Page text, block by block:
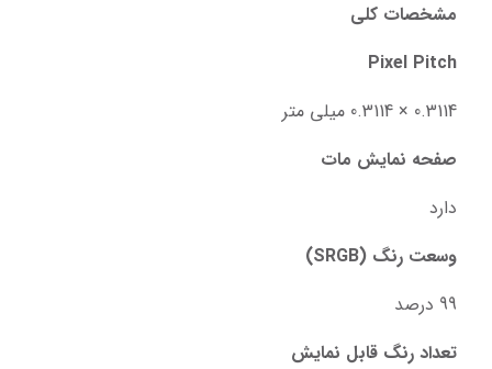
مشخصات کلی
Pixel Pitch
0.3114 × 0.3114 میلی متر
صفحه نمایش مات
دارد
وسعت رنگ (SRGB)
99 درصد
تعداد رنگ قابل نمایش